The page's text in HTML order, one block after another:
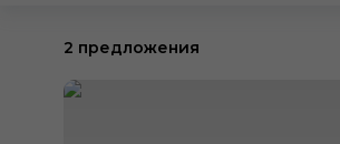
2 предложения